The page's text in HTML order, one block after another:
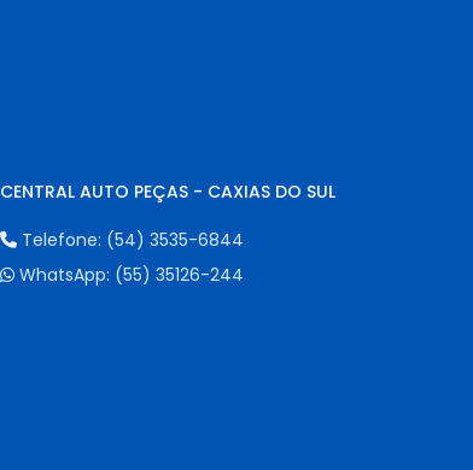
CENTRAL AUTO PEÇAS - CAXIAS DO SUL
Telefone: (54) 3535-6844
WhatsApp: (55) 35126-244